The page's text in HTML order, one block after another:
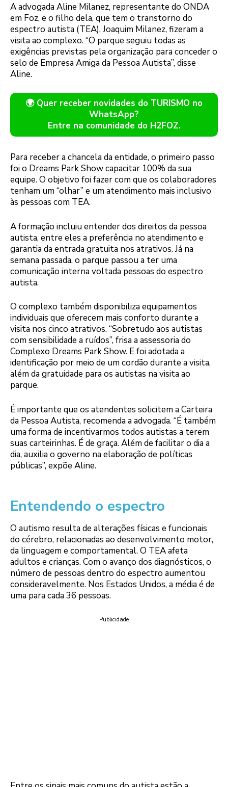
A advogada Aline Milanez, representante do ONDA
em Foz, e o filho dela, que tem o transtorno do
espectro autista (TEA), Joaquim Milanez, fizeram a
visita ao complexo. “O parque seguiu todas as
exigências previstas pela organização para conceder o
selo de Empresa Amiga da Pessoa Autista”, disse
Aline.
🌍 Quer receber novidades do TURISMO no
WhatsApp?
Entre na comunidade do H2FOZ.
Para receber a chancela da entidade, o primeiro passo
foi o Dreams Park Show capacitar 100% da sua
equipe. O objetivo foi fazer com que os colaboradores
tenham um “olhar” e um atendimento mais inclusivo
às pessoas com TEA.
A formação incluiu entender dos direitos da pessoa
autista, entre eles a preferência no atendimento e
garantia da entrada gratuita nos atrativos. Já na
semana passada, o parque passou a ter uma
comunicação interna voltada pessoas do espectro
autista.
O complexo também disponibiliza equipamentos
individuais que oferecem mais conforto durante a
visita nos cinco atrativos. “Sobretudo aos autistas
com sensibilidade a ruídos”, frisa a assessoria do
Complexo Dreams Park Show. E foi adotada a
identificação por meio de um cordão durante a visita,
além da gratuidade para os autistas na visita ao
parque.
É importante que os atendentes solicitem a Carteira
da Pessoa Autista, recomenda a advogada. “É também
uma forma de incentivarmos todos autistas a terem
suas carteirinhas. É de graça. Além de facilitar o dia a
dia, auxilia o governo na elaboração de políticas
públicas”, expõe Aline.
Entendendo o espectro
O autismo resulta de alterações físicas e funcionais
do cérebro, relacionadas ao desenvolvimento motor,
da linguagem e comportamental. O TEA afeta
adultos e crianças. Com o avanço dos diagnósticos, o
número de pessoas dentro do espectro aumentou
consideravelmente. Nos Estados Unidos, a média é de
uma para cada 36 pessoas.
Publicidade